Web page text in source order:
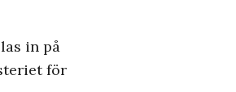
in på
för